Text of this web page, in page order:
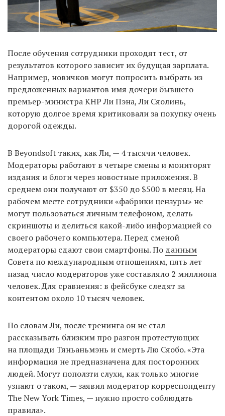
После обучения сотрудники проходят тест, от
результатов которого зависит их будущая зарплата.
Например, новичков могут попросить выбрать из
предложенных вариантов имя дочери бывшего
премьер-министра КНР Ли Пэна, Ли Сяолинь,
которую долгое время критиковали за покупку очень
дорогой одежды.
В Beyondsoft таких, как Ли, — 4 тысячи человек.
Модераторы работают в четыре смены и мониторят
издания и блоги через новостные приложения. В
среднем они получают от $350 до $500 в месяц. На
рабочем месте сотрудники «фабрики цензуры» не
могут пользоваться личным телефоном, делать
скриншоты и делиться какой-либо информацией со
своего рабочего компьютера. Перед сменой
модераторы сдают свои смартфоны. По данным
Совета по международным отношениям, пять лет
назад число модераторов уже составляло 2 миллиона
человек. Для сравнения: в фейсбуке следят за
контентом около 10 тысяч человек.
По словам Ли, после тренинга он не стал
рассказывать близким про разгон протестующих
на площади Тяньаньмэнь и смерть Лю Сяобо. «Эта
информация не предназначена для посторонних
людей. Могут поползти слухи, как только многие
узнают о таком, — заявил модератор корреспонденту
The New York Times, — нужно просто соблюдать
правила».